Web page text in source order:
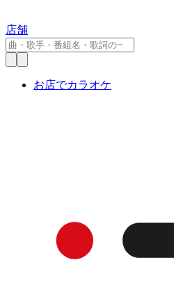
店舗
お店でカラオケ